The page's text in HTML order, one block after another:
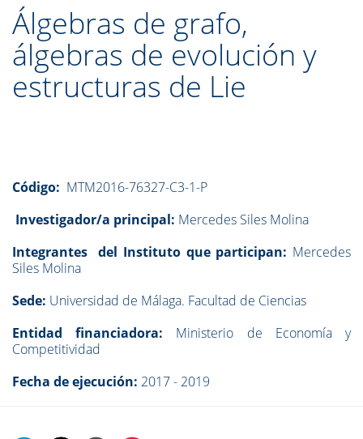
Álgebras de grafo,
álgebras de evolución y
estructuras de Lie
Código: MTM2016-76327-C3-1-P
Investigador/a principal: Mercedes Siles Molina
Integrantes
del Instituto que participan: Mercedes
Siles Molina
Sede: Universidad de Málaga. Facultad de Ciencias
Entidad financiadora: Ministerio de Economía y
Competitividad
Fecha de ejecución: 2017 - 2019